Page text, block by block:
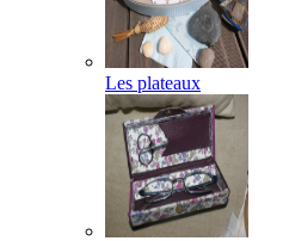
Les plateaux